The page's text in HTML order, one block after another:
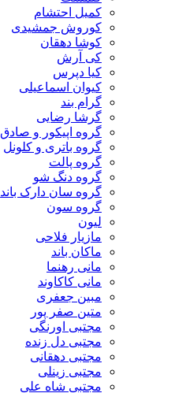
کمیل احتشام
کوروش جمشیدی
کوشا دهقان
کی آرش
کیا دپرس
کیوان اسماعیلی
گرام بند
گرشا رضایی
گروه اپیکور و صادق
گروه باتری و کلونل
گروه پالت
گروه دنگ شو
گروه سان دارک باند
گروه سون
لیون
مازیار فلاحی
ماکان باند
مانی رهنما
مانی کاکاوند
مبین جعفری
متین صفر پور
مجتبی اورنگی
مجتبی دل زنده
مجتبی دهقانی
مجتبی زینلی
مجتبی شاه علی